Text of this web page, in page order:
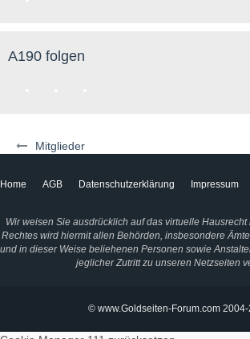
Mitglieder
A190 folgen
Home AGB Datenschutzerklärung Impressum
Wir weisen Sie ausdrücklich auf das virtuelle
Rechtes wird hiermit allen Behörden, insbesondere
und in dieser Weise beliehenen Personen sowie
jeglicher Zutritt zu unseren Netzseiten
© www.Goldseiten-Forum.com